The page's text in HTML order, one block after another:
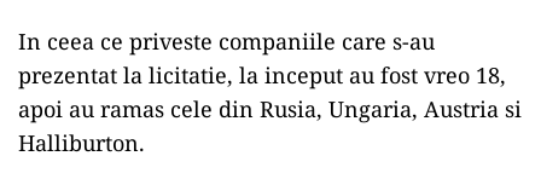
In ceea ce priveste companiile care s-au
prezentat la licitatie, la inceput au fost vreo 18,
apoi au ramas cele din Rusia, Ungaria, Austria si
Halliburton.